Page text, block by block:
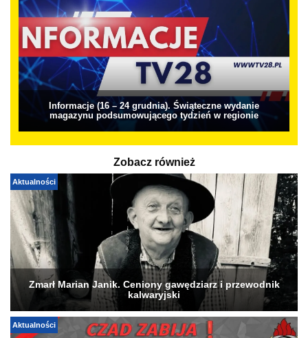
Informacje (16 – 24 grudnia). Świąteczne wydanie
magazynu podsumowującego tydzień w regionie
Zobacz również
Aktualności
Zmarł Marian Janik. Ceniony gawędziarz i przewodnik
kalwaryjski
Aktualności